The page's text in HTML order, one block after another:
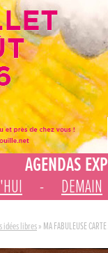
AGENDAS
- DEMAIN
idées libres» MA FABULEUSE